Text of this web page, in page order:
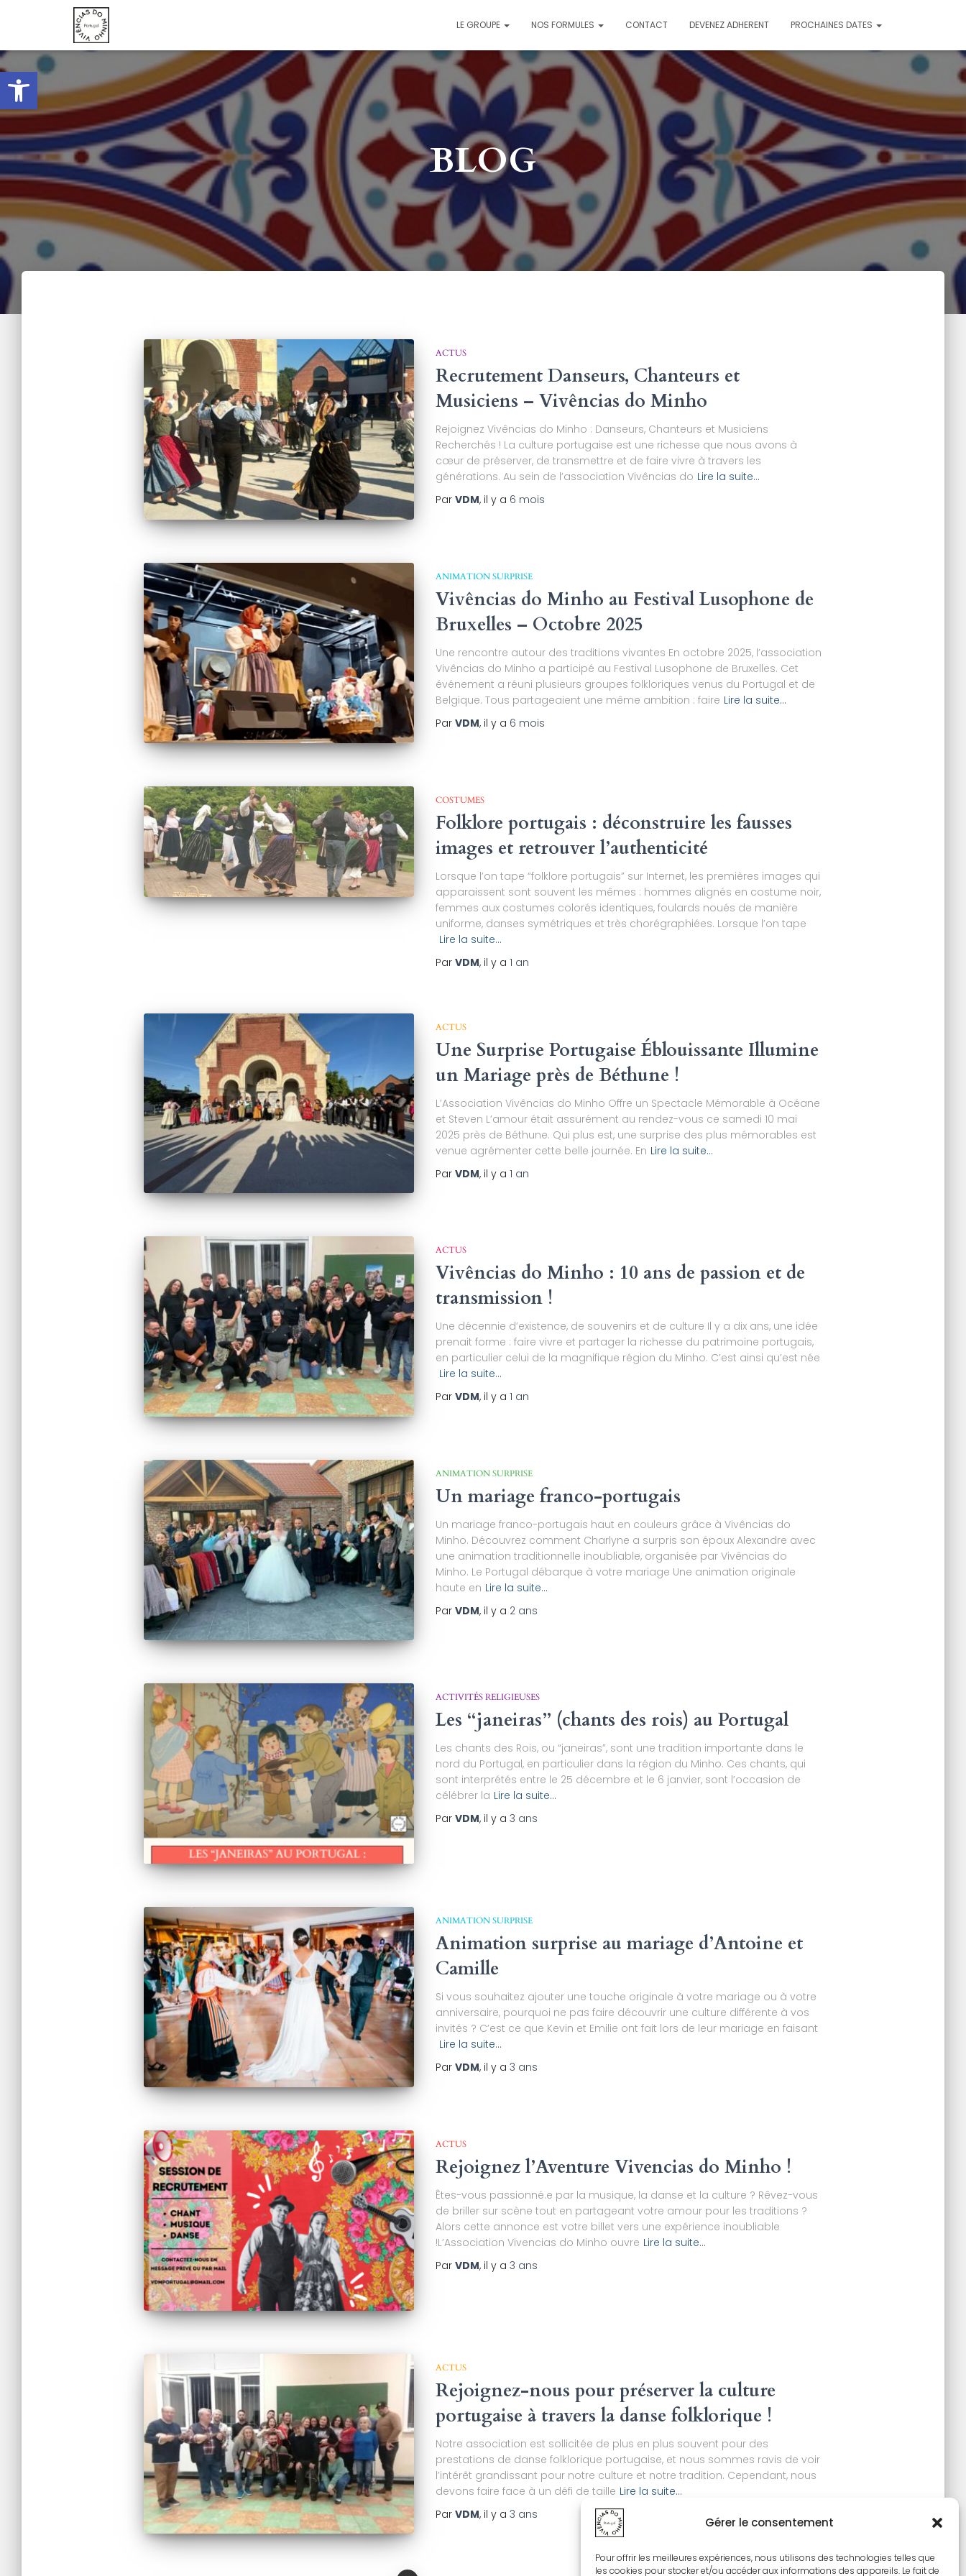
Ouvrir la barre d’outils
Gérer le consentement
Pour offrir les meilleures expériences, nous utilisons des technologies telles que
les cookies pour stocker et/ou accéder aux informations des appareils. Le fait de
LE GROUPE NOS FORMULES CONTACT DEVENEZ ADHERENT PROCHAINES DATES
BLOG
ACTUS
Recrutement Danseurs, Chanteurs et
Musiciens – Vivências do Minho
Rejoignez Vivências do Minho : Danseurs, Chanteurs et Musiciens
Recherchés ! La culture portugaise est une richesse que nous avons à
cœur de préserver, de transmettre et de faire vivre à travers les
générations. Au sein de l’association Vivências do Lire la suite…
Par VDM, il y a 6 mois
ANIMATION SURPRISE
Vivências do Minho au Festival Lusophone de
Bruxelles – Octobre 2025
Une rencontre autour des traditions vivantes En octobre 2025, l’association
Vivências do Minho a participé au Festival Lusophone de Bruxelles. Cet
événement a réuni plusieurs groupes folkloriques venus du Portugal et de
Belgique. Tous partageaient une même ambition : faire Lire la suite…
Par VDM, il y a 6 mois
COSTUMES
Folklore portugais : déconstruire les fausses
images et retrouver l’authenticité
Lorsque l’on tape “folklore portugais” sur Internet, les premières images qui
apparaissent sont souvent les mêmes : hommes alignés en costume noir,
femmes aux costumes colorés identiques, foulards noués de manière
uniforme, danses symétriques et très chorégraphiées. Lorsque l’on tape
Lire la suite…
Par VDM, il y a 1 an
ACTUS
Une Surprise Portugaise Éblouissante Illumine
un Mariage près de Béthune !
L’Association Vivências do Minho Offre un Spectacle Mémorable à Océane
et Steven L’amour était assurément au rendez-vous ce samedi 10 mai
2025 près de Béthune. Qui plus est, une surprise des plus mémorables est
venue agrémenter cette belle journée. En Lire la suite…
Par VDM, il y a 1 an
ACTUS
Vivências do Minho : 10 ans de passion et de
transmission !
Une décennie d’existence, de souvenirs et de culture Il y a dix ans, une idée
prenait forme : faire vivre et partager la richesse du patrimoine portugais,
en particulier celui de la magnifique région du Minho. C’est ainsi qu’est née
Lire la suite…
Par VDM, il y a 1 an
ANIMATION SURPRISE
Un mariage franco-portugais
Un mariage franco-portugais haut en couleurs grâce à Vivências do
Minho. Découvrez comment Charlyne a surpris son époux Alexandre avec
une animation traditionnelle inoubliable, organisée par Vivências do
Minho. Le Portugal débarque à votre mariage Une animation originale
haute en Lire la suite…
Par VDM, il y a 2 ans
ACTIVITÉS RELIGIEUSES
Les “janeiras” (chants des rois) au Portugal
Les chants des Rois, ou “janeiras”, sont une tradition importante dans le
nord du Portugal, en particulier dans la région du Minho. Ces chants, qui
sont interprétés entre le 25 décembre et le 6 janvier, sont l’occasion de
célébrer la Lire la suite…
Par VDM, il y a 3 ans
ANIMATION SURPRISE
Animation surprise au mariage d’Antoine et
Camille
Si vous souhaitez ajouter une touche originale à votre mariage ou à votre
anniversaire, pourquoi ne pas faire découvrir une culture différente à vos
invités ? C’est ce que Kevin et Emilie ont fait lors de leur mariage en faisant
Lire la suite…
Par VDM, il y a 3 ans
ACTUS
Rejoignez l’Aventure Vivencias do Minho !
Êtes-vous passionné.e par la musique, la danse et la culture ? Rêvez-vous
de briller sur scène tout en partageant votre amour pour les traditions ?
Alors cette annonce est votre billet vers une expérience inoubliable
!L’Association Vivencias do Minho ouvre Lire la suite…
Par VDM, il y a 3 ans
ACTUS
Rejoignez-nous pour préserver la culture
portugaise à travers la danse folklorique !
Notre association est sollicitée de plus en plus souvent pour des
prestations de danse folklorique portugaise, et nous sommes ravis de voir
l’intérêt grandissant pour notre culture et notre tradition. Cependant, nous
devons faire face à un défi de taille Lire la suite…
Par VDM, il y a 3 ans